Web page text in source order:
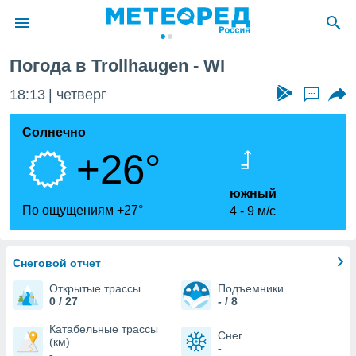
о
Вы можете
к этому
доступ
Погода в Trollhaugen - WI
18:13 четверг ...
Солнечно
+26°
По ощущениям +27°
южный
4
9 м/с
Снеговой отчет
Открытые трассы
0 / 27
Подъемники
- / 8
Катабельные трассы
(км)
Снег
-